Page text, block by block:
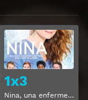
Ver
1x3
Nina, una enfermera diferente Temporada 1 Capitulo 3